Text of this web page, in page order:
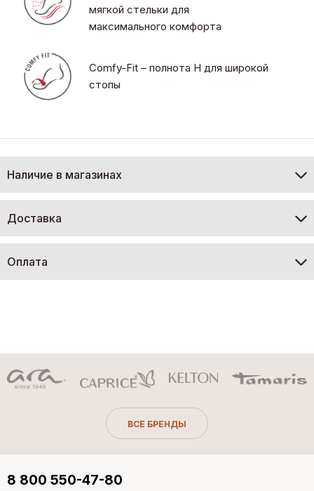
мягкой стельки для
максимального комфорта
Comfy-Fit – полнота H для широкой
стопы
Наличие в магазинах
Доставка
Оплата
ВСЕ БРЕНДЫ
8 800 550-47-80